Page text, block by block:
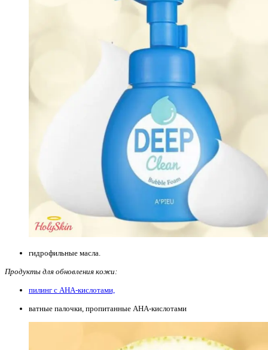
гидрофильные масла.
Продукты для обновления кожи:
пилинг с AHA-кислотами,
ватные палочки, пропитанные AHA-кислотами